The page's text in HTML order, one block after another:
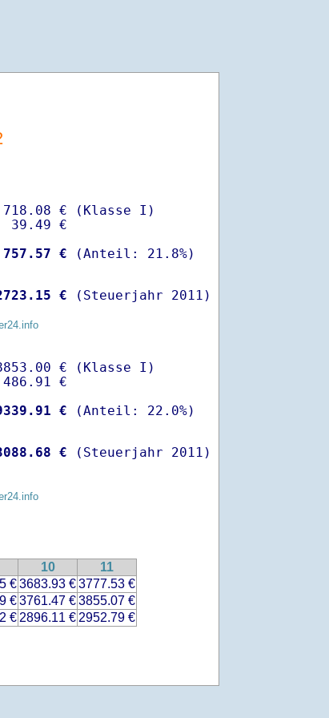
€ (Klasse I)
€
757.57 €
€ (Steuerjahr 2011)
€ (Klasse I)
€
€
€ (Steuerjahr 2011)
10
11
€3683.93 €3777.53 €
€3761.47 €3855.07 €
€ 2896.11 € 2952.79 €